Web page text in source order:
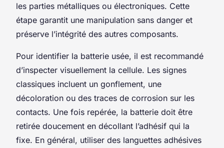
les parties métalliques ou électroniques. Cette
étape garantit une manipulation sans danger et
préserve l’intégrité des autres composants.
Pour identifier la batterie usée, il est recommandé
d’inspecter visuellement la cellule. Les signes
classiques incluent un gonflement, une
décoloration ou des traces de corrosion sur les
contacts. Une fois repérée, la batterie doit être
retirée doucement en décollant l’adhésif qui la
fixe. En général, utiliser des languettes adhésives